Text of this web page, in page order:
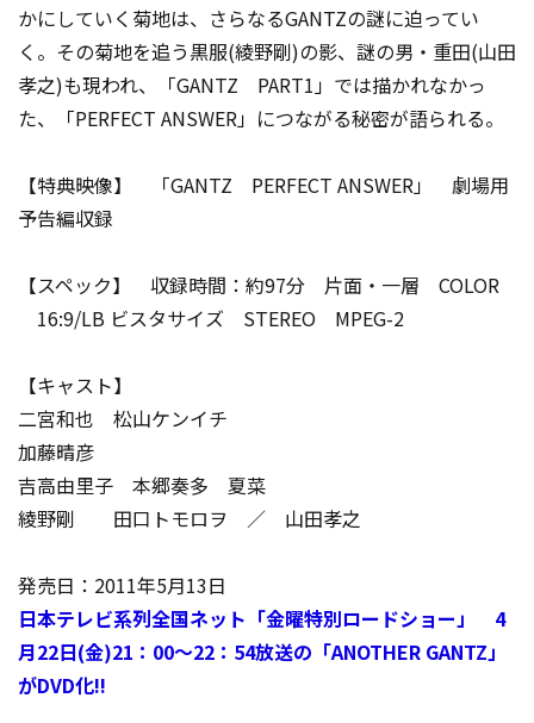
かにしていく菊地は、さらなるGANTZの謎に迫ってい
く。その菊地を追う黒服(綾野剛)の影、謎の男・重田(山田
孝之)も現われ、「GANTZ PART1」では描かれなかっ
た、「PERFECT ANSWER」につながる秘密が語られる。
【特典映像】 「GANTZ PERFECT ANSWER」 劇場用
予告編収録
【スペック】 収録時間：約97分 片面・一層 COLOR
16:9/LB ビスタサイズ STEREO MPEG-2
【キャスト】
二宮和也 松山ケンイチ
加藤晴彦
吉高由里子 本郷奏多 夏菜
綾野剛 田口トモロヲ ／ 山田孝之
発売日：2011年5月13日
日本テレビ系列全国ネット「金曜特別ロードショー」 4
月22日(金)21：00～22：54放送の「ANOTHER GANTZ」
がDVD化!!